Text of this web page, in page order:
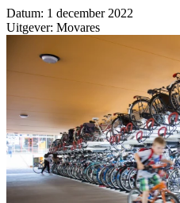
Datum: 1 december 2022
Uitgever: Movares